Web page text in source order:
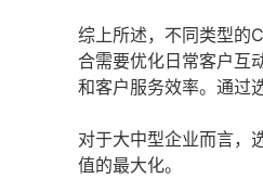
综上所述，不同类型的
合需要优化日常客户互
和客户服务效率。通过
对于大中型企业而言，
值的最大化。